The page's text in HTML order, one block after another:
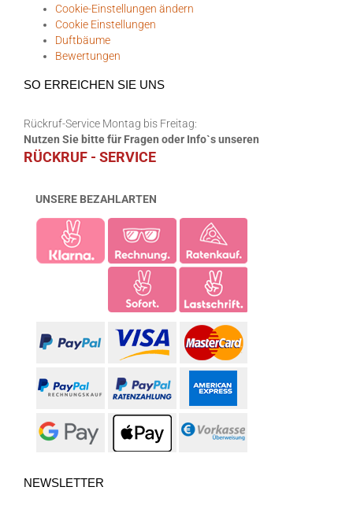
Cookie-Einstellungen ändern
Cookie Einstellungen
Duftbäume
Bewertungen
SO ERREICHEN SIE UNS
Rückruf-Service Montag bis Freitag:
Nutzen Sie bitte für Fragen oder Info`s unseren
RÜCKRUF - SERVICE
UNSERE BEZAHLARTEN
NEWSLETTER